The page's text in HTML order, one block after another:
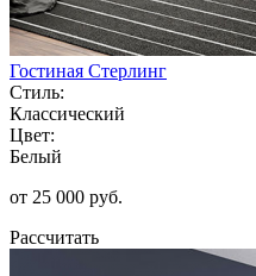
Гостиная Стерлинг
Стиль:
Классический
Цвет:
Белый
от 25 000 руб.
Рассчитать